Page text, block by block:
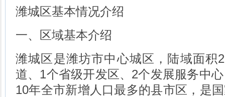
潍城区基本情况介绍
一、区域基本介绍
潍城区是潍坊市中心城区，陆域面积
道、1个省级开发区、2个发展服务中
10年全市新增人口最多的县市区，是